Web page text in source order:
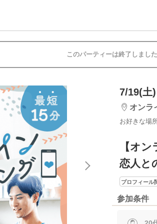
このパーティーは終了しました
7/19(土
オンラ
お好きな場
【オ
恋人と
プロフィール
参加条件